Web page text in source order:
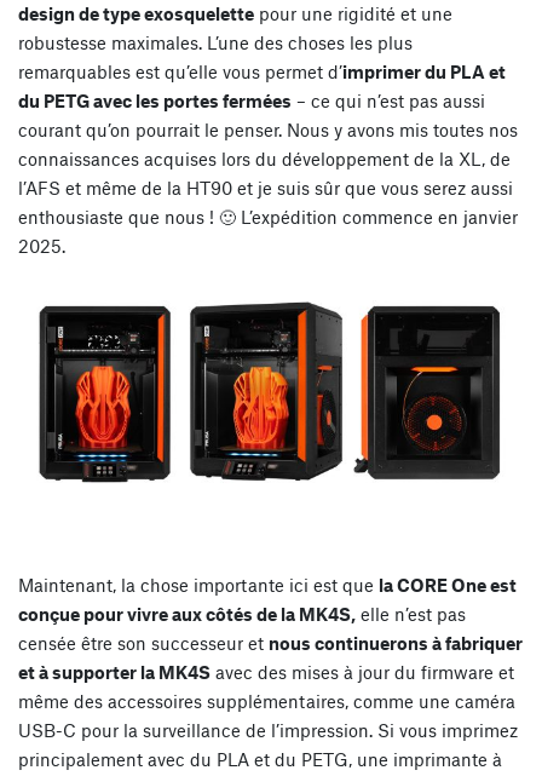
design de type exosquelette pour une rigidité et une
robustesse maximales. L’une des choses les plus
remarquables est qu’elle vous permet d’imprimer du PLA et
du PETG avec les portes fermées – ce qui n’est pas aussi
courant qu’on pourrait le penser. Nous y avons mis toutes nos
connaissances acquises lors du développement de la XL, de
l’AFS et même de la HT90 et je suis sûr que vous serez aussi
enthousiaste que nous ! 🙂 L’expédition commence en janvier
2025.
Maintenant, la chose importante ici est que la CORE One est
conçue pour vivre aux côtés de la MK4S, elle n’est pas
censée être son successeur et nous continuerons à fabriquer
et à supporter la MK4S avec des mises à jour du firmware et
même des accessoires supplémentaires, comme une caméra
USB-C pour la surveillance de l’impression. Si vous imprimez
principalement avec du PLA et du PETG, une imprimante à